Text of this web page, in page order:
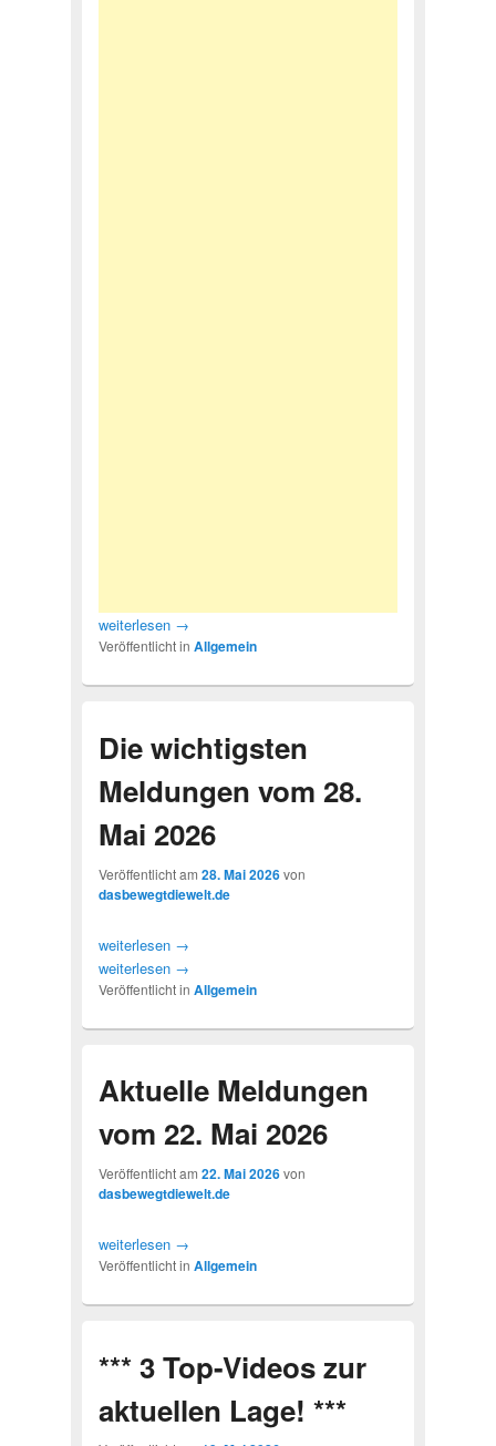
weiterlesen →
Veröffentlicht in Allgemein
Die wichtigsten
Meldungen vom 28.
Mai 2026
Veröffentlicht am 28. Mai 2026von
dasbewegtdiewelt.de
weiterlesen →
weiterlesen →
Veröffentlicht in Allgemein
Aktuelle Meldungen
vom 22. Mai 2026
Veröffentlicht am 22. Mai 2026von
dasbewegtdiewelt.de
weiterlesen →
Veröffentlicht in Allgemein
*** 3 Top-Videos zur
aktuellen Lage! ***